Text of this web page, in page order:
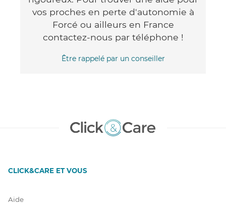
vos proches en perte d'autonomie à
Forcé ou ailleurs en France
contactez-nous par téléphone !
Être rappelé par un conseiller
CLICK&CARE ET VOUS
Aide